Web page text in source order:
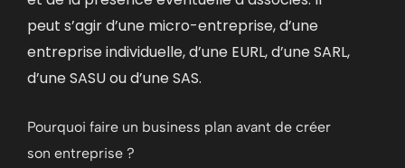
peut s’agir d’une micro-entreprise, d’une
entreprise individuelle, d’une EURL, d’une SARL,
d’une SASU ou d’une SAS.
Pourquoi faire un business plan avant de créer
son entreprise ?